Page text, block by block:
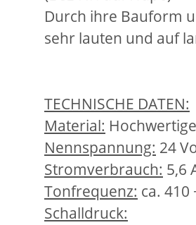
Durch ihre Bauform
sehr lauten und auf
TECHNISCHE DATEN:
Material:
Nennspannung: 24
Stromverbrauch: 5,6
Tonfrequenz: ca. 410
Schalldruck: